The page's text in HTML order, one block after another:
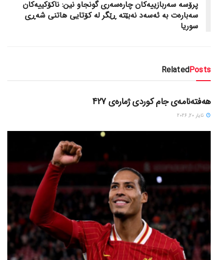
پرۆسه‌ سه‌ربازییه‌کان چاره‌سه‌ری گونجاو نین: ناکۆکییه‌کان
سه‌باره‌ت به‌ ئه‌سه‌د نه‌بێته‌ ڕێگر له‌ کۆتایی هاتنی شه‌ڕی
سوریا
RelatedPosts
دسته‌بندی نشده
هەفتەنامەی جام کوردی ژمارەی 427
ئایار 20, 2026